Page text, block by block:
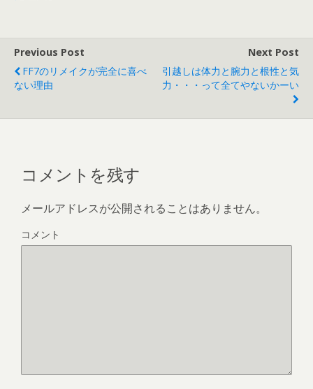
Previous Post
FF7のリメイクが完全に喜べ
ない理由
Next Post
引越しは体力と腕力と根性と気
力・・・って全てやないかーい
コメントを残す
メールアドレスが公開されることはありません。
コメント